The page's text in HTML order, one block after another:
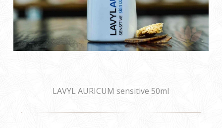
LAVYL AURICUM sensitive 50ml